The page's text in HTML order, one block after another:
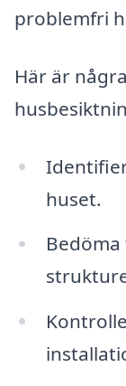
problemfri
Här är
huset.